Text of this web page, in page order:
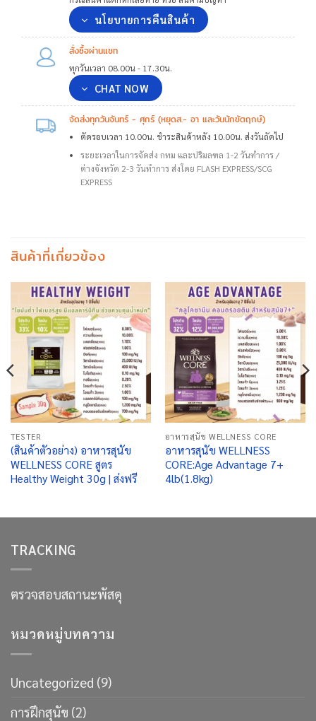
นโยบายการคืนสินค้า
สั่งซื้อผ่านแชท
ทุกวันเวลา 08.00น - 17.30น.
CHAT NOW
จัดส่งทุกวันจันทร์ - ศุกร์ (หยุดส.- อา และวันนักขัตฤกษ์)
ตัดรอบเวลา 10.00น. ชำระสินค้าหลัง 10.00น. ส่งวันถัดไป
ระยะเวลาในการจัดส่ง กทม และปริมลฑล 1-2 วันทำการ /
ต่างจังหวัด 2-3 วันทำการ ส่งโดย FLASH EXPRESS/SCG
EXPRESS
สินค้าที่เกี่ยวข้อง
TESTER
(สินค้าตัวอย่าง) อาหารสุนัข
WELLNESS CORE สูตร
Healthy Weight 30g | ส่งฟรี
อาหารสุนัข WELLNESS CORE
อาหารสุนัข WELLNESS
CORE:Age Advantage 7+
4lb(1.8kg)
TRACKING
ตรวจสอบสถานะพัสดุ
หมวดหมู่บทความ
Uncategorized (9)
การฝึกสุนัข (2)